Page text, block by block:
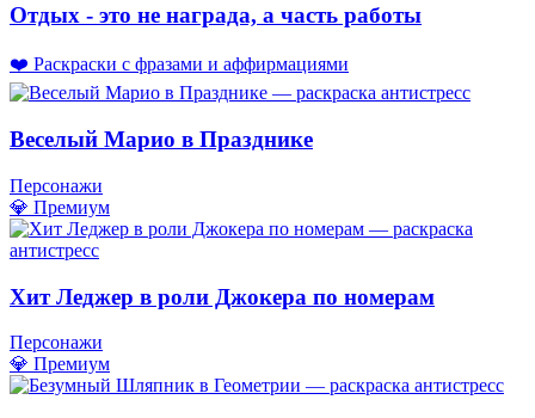
Отдых - это не награда, а часть работы
❤️ Раскраски с фразами и аффирмациями
Веселый Марио в Празднике
Персонажи
💎 Премиум
Хит Леджер в роли Джокера по номерам
Персонажи
💎 Премиум